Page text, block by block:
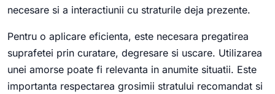
necesare si a interactiunii cu straturile deja prezente.
Pentru o aplicare eficienta, este necesara pregatirea
suprafetei prin curatare, degresare si uscare. Utilizarea
unei amorse poate fi relevanta in anumite situatii. Este
importanta respectarea grosimii stratului recomandat si